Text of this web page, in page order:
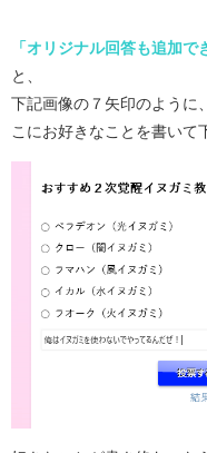
「オリジナル回答も追加
と、
下記画像の７矢印のように
こにお好きなことを書いて